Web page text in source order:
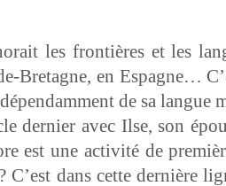
les fron­tières et les
Bre­tagne, en Espagne…
de sa
dernier avec Ilse, son
est une activ­ité de
dans cette dernière